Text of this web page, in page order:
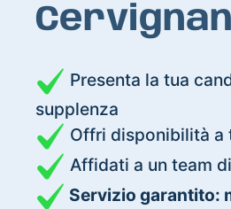
Presenta la tua
supplenza
Offri disponibilità a
Affidati a un team
Servizio garantito: